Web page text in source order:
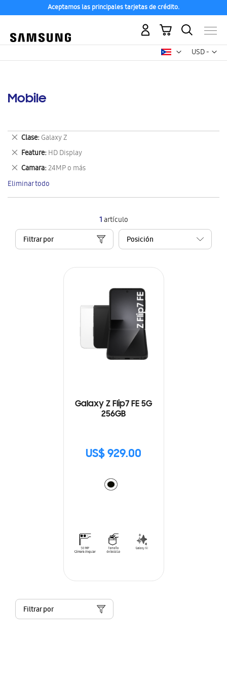
Aceptamos las principales tarjetas de crédito.
USD -
dólar
Mi carrito
Mobile
1artículo
Filtrar por
Galaxy Z Flip7 FE 5G
256GB
US$ 929.00
Filtrar por
Clase Galaxy Z
Eliminar
este
artículo
Feature HD Display
Eliminar
este
artículo
Camara 24MP o más
Eliminar
este
artículo
Eliminar todo